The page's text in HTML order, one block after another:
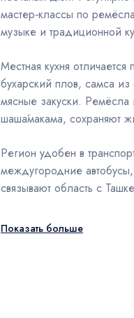
мастер‑классы по
музыке и традиционной
Местная кухня
бухарский плов, самса
мясные закуски.
шаша́макама, сохраняют
Регион удобен в
междугородние
связывают область с
Показать больше